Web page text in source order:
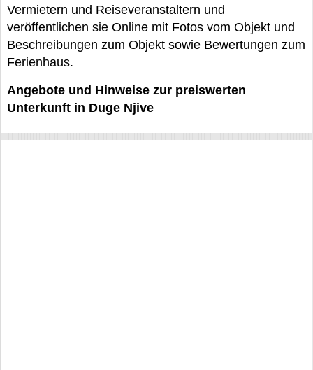
Vermietern und Reiseveranstaltern und
veröffentlichen sie Online mit Fotos vom Objekt und
Beschreibungen zum Objekt sowie Bewertungen zum
Ferienhaus.
Angebote und Hinweise zur preiswerten
Unterkunft in Duge Njive